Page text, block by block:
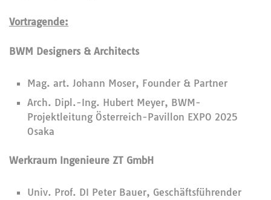
Vortragende:
BWM Designers & Architects
Mag. art. Johann Moser, Founder & Partner
Arch. Dipl.-Ing. Hubert Meyer, BWM-
Projektleitung Österreich-Pavillon EXPO 2025
Osaka
Werkraum Ingenieure ZT GmbH
Univ. Prof. DI Peter Bauer, Geschäftsführender